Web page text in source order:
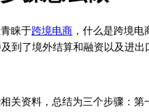
睐于跨境电商 ，什么是跨境
到了境外结算和融资以及进
关资料，总结为三个步骤：